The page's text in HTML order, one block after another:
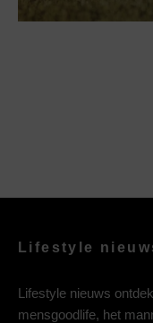
Lifestyle
Lifestyle nieuws
mensgoodlife, het